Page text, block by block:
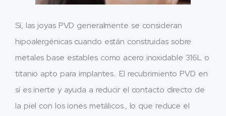
Sí, las joyas PVD generalmente se consideran
hipoalergénicas cuando están construidas sobre
metales base estables como acero inoxidable 316L o
titanio apto para implantes.. El recubrimiento PVD en
sí es inerte y ayuda a reducir el contacto directo de
la piel con los iones metálicos., lo que reduce el